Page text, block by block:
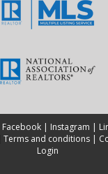
Facebook | Instagram |
Terms and conditions |
Login